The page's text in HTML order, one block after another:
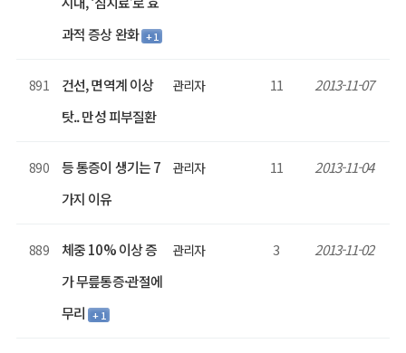
과적 증상 완화 + 1
891
건선, 면역계 이상
탓.. 만성 피부질환
관리자 11 2013-11-07
890
등 통증이 생기는 7
가지 이유
관리자 11 2013-11-04
889
체중 10% 이상 증
가 무릎통증·관절에
무리 + 1
관리자 3 2013-11-02